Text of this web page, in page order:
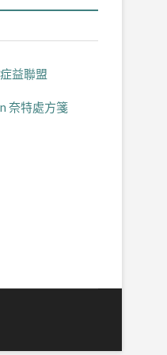
益聯盟
奈特處方箋